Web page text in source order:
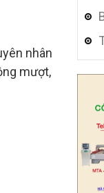
nhân
mượt,